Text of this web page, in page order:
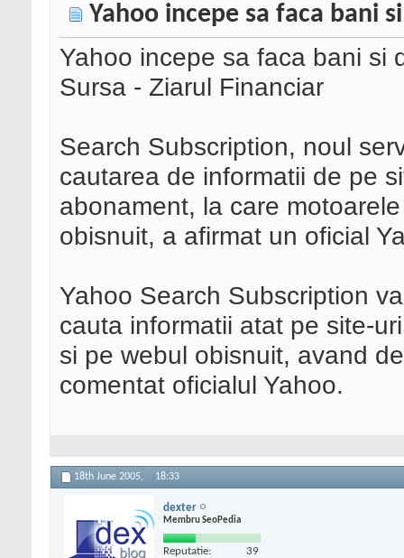
Yahoo incepe sa faca bani
Yahoo incepe sa faca bani si
Sursa - Ziarul Financiar
Search Subscription, noul
cautarea de informatii de pe
abonament, la care
obisnuit, a afirmat un oficial
Yahoo Search Subscription
cauta informatii atat pe site-
si pe webul obisnuit, avand
comentat oficialul Yahoo.
18th June 2005, 18:33
dexter
Membru SeoPedia
Reputatie: 39